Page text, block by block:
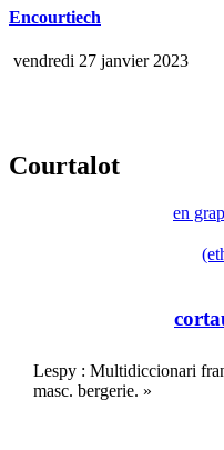
Encourtiech
vendredi 27 janvier 2023
Courtalot
en
Lespy : Multidiccionari
masc. bergerie. »